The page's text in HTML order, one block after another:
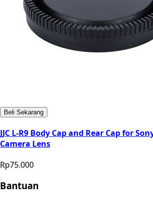
Beli Sekarang
JJC L-R9 Body Cap and Rear Cap for
Camera Lens
Rp75.000
Bantuan